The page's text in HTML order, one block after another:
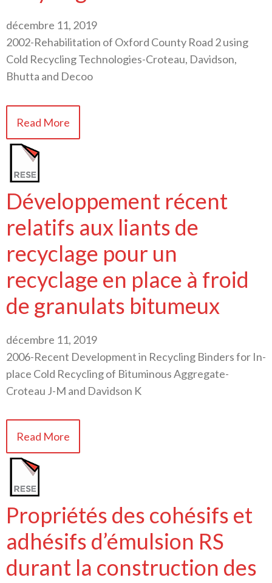
décembre 11, 2019
2002-Rehabilitation of Oxford County Road 2 using
Cold Recycling Technologies-Croteau, Davidson,
Bhutta and Decoo
Read More
Développement récent
relatifs aux liants de
recyclage pour un
recyclage en place à froid
de granulats bitumeux
décembre 11, 2019
2006-Recent Development in Recycling Binders for In-
place Cold Recycling of Bituminous Aggregate-
Croteau J-M and Davidson K
Read More
Propriétés des cohésifs et
adhésifs d’émulsion RS
durant la construction des